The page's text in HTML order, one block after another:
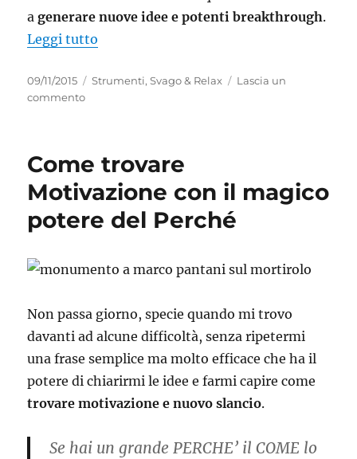
agenerare nuove idee e potenti breakthrough.
Leggi tutto
Pubblicato
il
09/11/2015 Categorie
Strumenti,Svago & Relax
Lascia un
commentosu
che
renderanno
più
intelligente
Come trovare
Motivazione con il magico
potere del Perché
Non passa giorno, specie quando mi trovo
davanti ad alcune difficoltà, senza ripetermi
una frase semplice ma molto efficace che ha il
potere di chiarirmi le idee e farmi capire come
trovare motivazione e nuovo slancio.
Se hai un grande PERCHE’ il COME lo